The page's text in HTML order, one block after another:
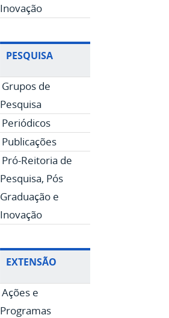
Inovação
PESQUISA
Grupos de
Pesquisa
Periódicos
Publicações
Pró-Reitoria de
Pesquisa, Pós
Graduação e
Inovação
EXTENSÃO
Ações e
Programas